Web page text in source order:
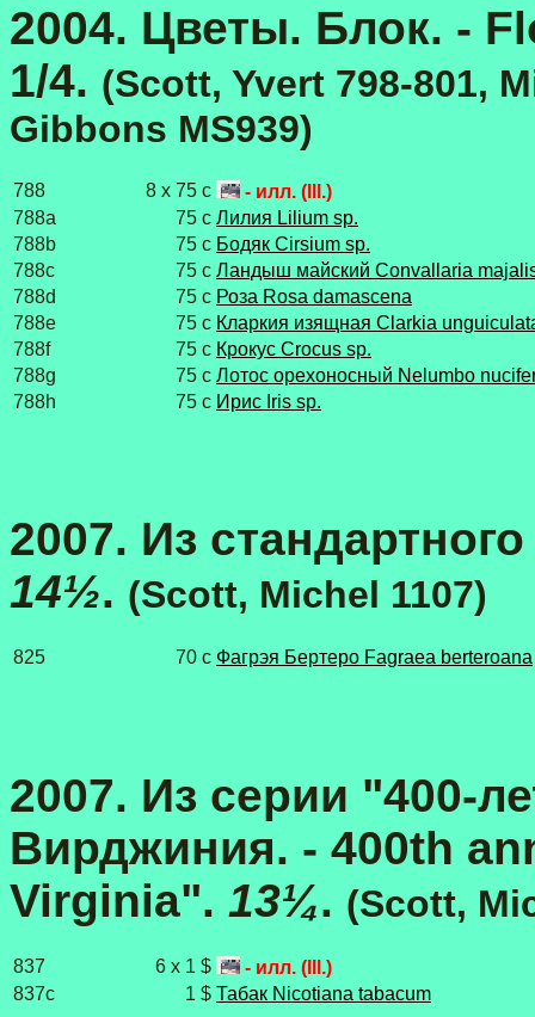
2004. Цветы. Блок. -
1/4. (Scott, Yvert 798-801,
Gibbons MS939)
788 8 x 75 c
- илл. (Ill.)
788a
75 c Лилия Lilium sp.
788b
75 c Бодяк Cirsium sp.
788c
75 c Ландыш майский Convallaria
788d
75 c Роза Rosa damascena
788e
75 c Кларкия изящная Clarkia
788f
75 c Крокус Crocus sp.
788g
75 c Лотос орехоносный Nelumbo
788h
75 c Ирис Iris sp.
2007. Из
14½. (Scott, Michel 1107)
825 70 c Фагрэя Бертеро Fagraea berteroana
2007. Из серии "400-
Вирджиния. - 400th
Virginia". 13¼. (Scott,
837 6 x 1 $
- илл. (Ill.)
837c
1 $ Табак Nicotiana tabacum